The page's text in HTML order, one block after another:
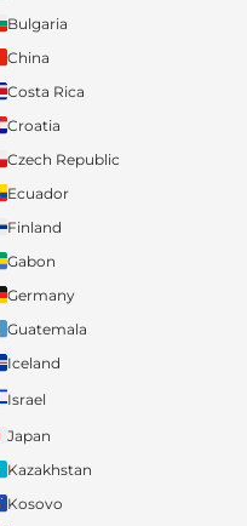
Bulgaria
China
Costa Rica
Croatia
Czech Republic
Ecuador
Finland
Gabon
Germany
Guatemala
Iceland
Israel
Japan
Kazakhstan
Kosovo